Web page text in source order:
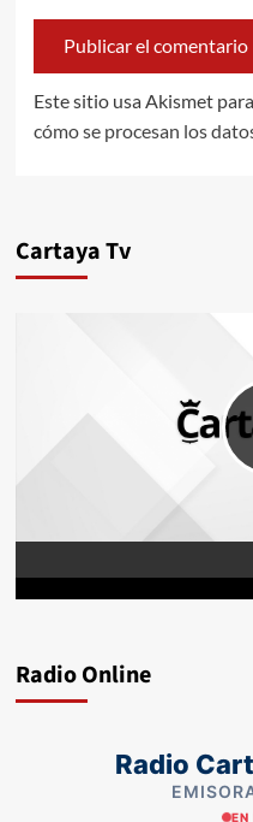
Este sitio usa Akismet
cómo se procesan los
Cartaya Tv
Radio Online
Radio
EN